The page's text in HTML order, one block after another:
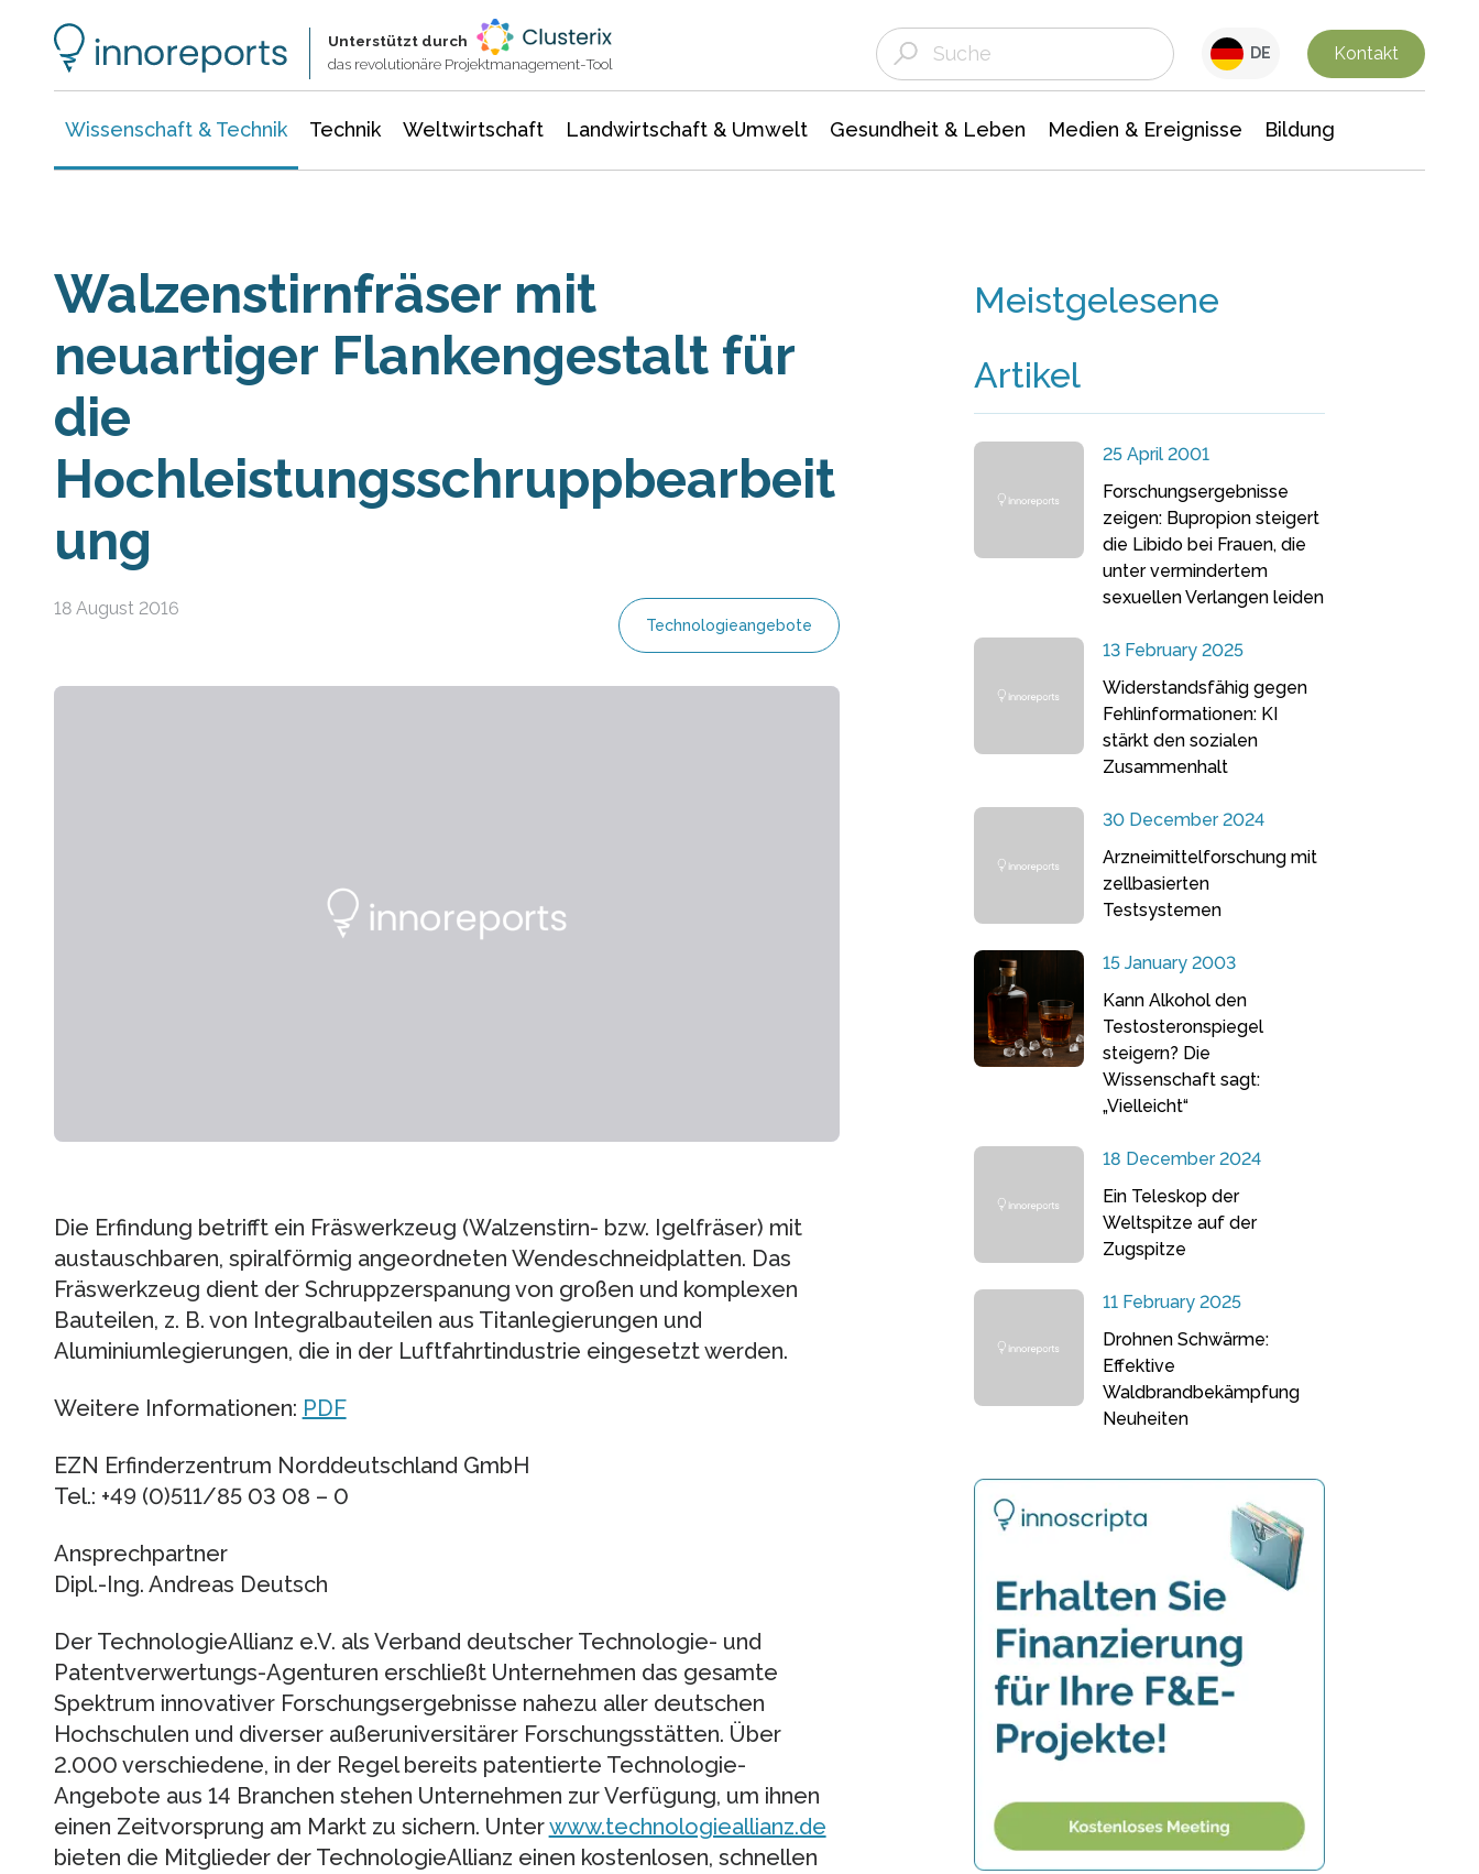
Unterstützt durch
das revolutionäre Projektmanagement-Tool
DE Kontakt
Wissenschaft & Technik Technik Weltwirtschaft Landwirtschaft & Umwelt Gesundheit & Leben Medien & Ereignisse Bildung
Walzenstirnfräser mit
neuartiger Flankengestalt für
die
Hochleistungsschruppbearbeit
ung
18 August 2016
Technologieangebote
Die Erfindung betrifft ein Fräswerkzeug (Walzenstirn- bzw. Igelfräser) mit
austauschbaren, spiralförmig angeordneten Wendeschneidplatten. Das
Fräswerkzeug dient der Schruppzerspanung von großen und komplexen
Bauteilen, z. B. von Integralbauteilen aus Titanlegierungen und
Aluminiumlegierungen, die in der Luftfahrtindustrie eingesetzt werden.
Weitere Informationen: PDF
EZN Erfinderzentrum Norddeutschland GmbH
Tel.: +49 (0)511/85 03 08 – 0
Ansprechpartner
Dipl.-Ing. Andreas Deutsch
Der TechnologieAllianz e.V. als Verband deutscher Technologie- und
Patentverwertungs-Agenturen erschließt Unternehmen das gesamte
Spektrum innovativer Forschungsergebnisse nahezu aller deutschen
Hochschulen und diverser außeruniversitärer Forschungsstätten. Über
2.000 verschiedene, in der Regel bereits patentierte Technologie-
Angebote aus 14 Branchen stehen Unternehmen zur Verfügung, um ihnen
einen Zeitvorsprung am Markt zu sichern. Unterwww.technologieallianz.de
bieten die Mitglieder der TechnologieAllianz einen kostenlosen, schnellen
Meistgelesene
Artikel
25 April 2001
Forschungsergebnisse
zeigen: Bupropion steigert
die Libido bei Frauen, die
unter vermindertem
sexuellen Verlangen leiden
13 February 2025
Widerstandsfähig gegen
Fehlinformationen: KI
stärkt den sozialen
Zusammenhalt
30 December 2024
Arzneimittelforschung mit
zellbasierten
Testsystemen
15 January 2003
Kann Alkohol den
Testosteronspiegel
steigern? Die
Wissenschaft sagt:
„Vielleicht“
18 December 2024
Ein Teleskop der
Weltspitze auf der
Zugspitze
11 February 2025
Drohnen Schwärme:
Effektive
Waldbrandbekämpfung
Neuheiten